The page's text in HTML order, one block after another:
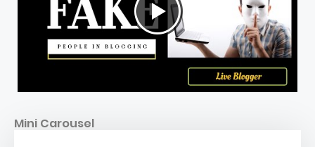
Mini Carousel